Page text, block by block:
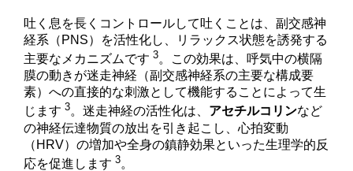
吐く息を長くコントロールして吐くことは、副交感神
経系（PNS）を活性化し、リラックス状態を誘発する
主要なメカニズムです3。この効果は、呼気中の横隔
膜の動きが迷走神経（副交感神経系の主要な構成要
素）への直接的な刺激として機能することによって生
じます3。迷走神経の活性化は、 アセチルコリンなど
の神経伝達物質の放出を引き起こし、心拍変動
（HRV）の増加や全身の鎮静効果といった生理学的反
応を促進します3。